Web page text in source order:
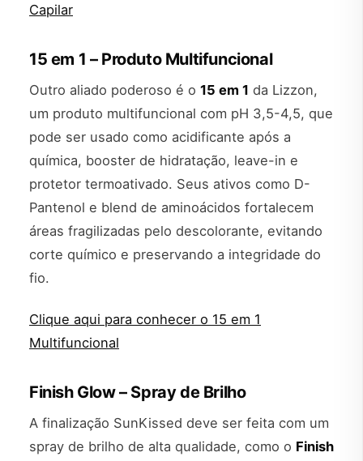
Capilar
15 em 1 – Produto Multifuncional
Outro aliado poderoso é o 15 em 1 da Lizzon,
um produto multifuncional com pH 3,5-4,5, que
pode ser usado como acidificante após a
química, booster de hidratação, leave-in e
protetor termoativado. Seus ativos como D-
Pantenol e blend de aminoácidos fortalecem
áreas fragilizadas pelo descolorante, evitando
corte químico e preservando a integridade do
fio.
Clique aqui para conhecer o 15 em 1
Multifuncional
Finish Glow – Spray de Brilho
A finalização SunKissed deve ser feita com um
spray de brilho de alta qualidade, como o Finish